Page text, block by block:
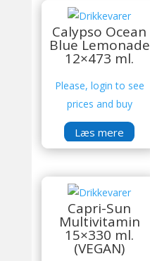
Calypso Ocean
Blue Lemonade
12×473 ml.
Please, login to see
prices and buy
Læs mere
Capri-Sun
Multivitamin
15×330 ml.
(VEGAN)